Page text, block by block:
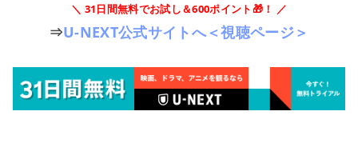
＼ 31日間無料でお試し＆600ポイント🎁！ ／
⇒U-NEXT公式サイトへ＜視聴ページ＞